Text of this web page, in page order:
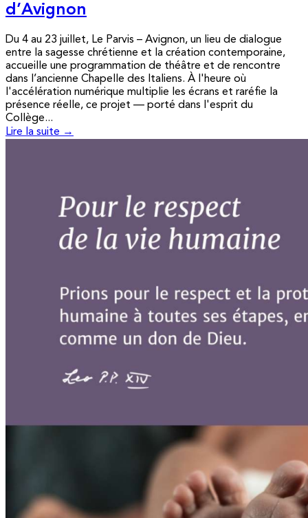
d’Avignon
Du 4 au 23 juillet, Le Parvis – Avignon, un lieu de dialogue
entre la sagesse chrétienne et la création contemporaine,
accueille une programmation de théâtre et de rencontre
dans l’ancienne Chapelle des Italiens. À l'heure où
l'accélération numérique multiplie les écrans et raréfie la
présence réelle, ce projet — porté dans l'esprit du
Collège...
Lire la suite →